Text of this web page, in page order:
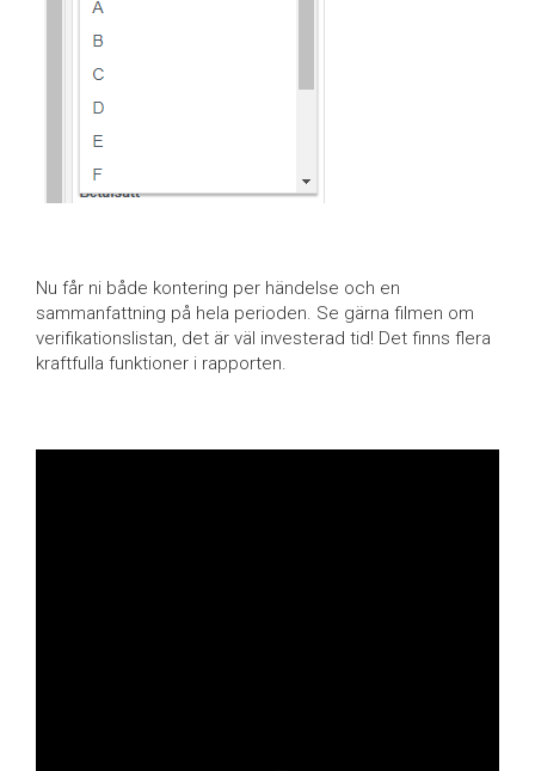
Nu får ni både kontering per händelse och en
sammanfattning på hela perioden. Se gärna filmen om
verifikationslistan, det är väl investerad tid! Det finns flera
kraftfulla funktioner i rapporten.